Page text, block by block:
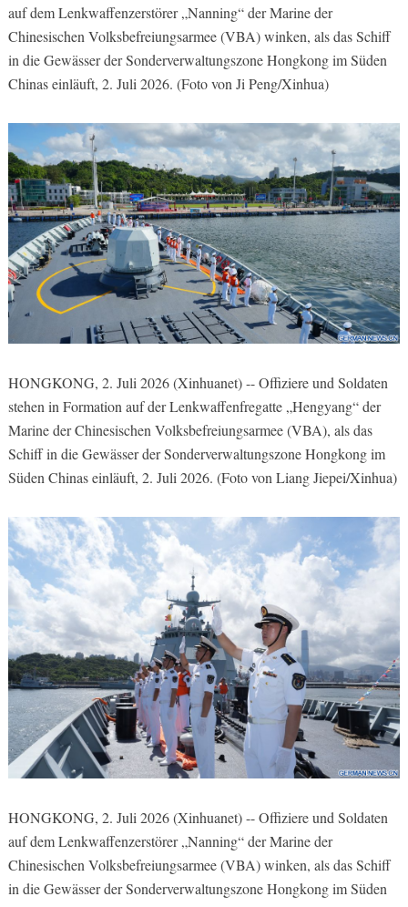
auf dem Lenkwaffenzerstörer „Nanning“ der Marine der
Chinesischen Volksbefreiungsarmee (VBA) winken, als das Schiff
in die Gewässer der Sonderverwaltungszone Hongkong im Süden
Chinas einläuft, 2. Juli 2026. (Foto von Ji Peng/Xinhua)
HONGKONG, 2. Juli 2026 (Xinhuanet) -- Offiziere und Soldaten
stehen in Formation auf der Lenkwaffenfregatte „Hengyang“ der
Marine der Chinesischen Volksbefreiungsarmee (VBA), als das
Schiff in die Gewässer der Sonderverwaltungszone Hongkong im
Süden Chinas einläuft, 2. Juli 2026. (Foto von Liang Jiepei/Xinhua)
HONGKONG, 2. Juli 2026 (Xinhuanet) -- Offiziere und Soldaten
auf dem Lenkwaffenzerstörer „Nanning“ der Marine der
Chinesischen Volksbefreiungsarmee (VBA) winken, als das Schiff
in die Gewässer der Sonderverwaltungszone Hongkong im Süden